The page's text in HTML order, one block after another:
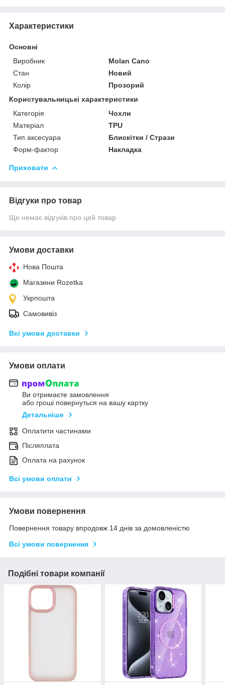
Характеристики
Основні
Виробник
Molan Cano
Стан
Новий
Колір
Прозорий
Користувальницькі характеристики
Категорія
Чохли
Матеріал
TPU
Тип аксесуара
Блискітки / Стрази
Форм-фактор
Накладка
Приховати
Відгуки про товар
Ще немає відгуків про цей товар
Умови доставки
Нова Пошта
Магазини Rozetka
Укрпошта
Самовивіз
Всі умови доставки
Умови оплати
Ви отримаєте замовлення
або гроші повернуться на вашу картку
Детальніше
Оплатити частинами
Післяплата
Оплата на рахунок
Всі умови оплати
Умови повернення
Повернення товару впродовж 14 днів за домовленістю
Всі умови повернення
Подібні товари компанії